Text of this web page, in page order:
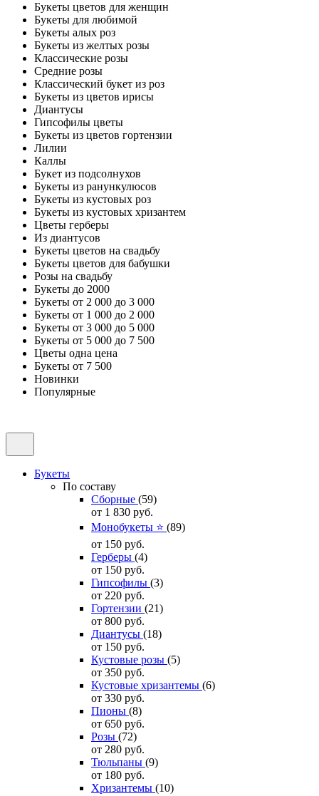
Букеты цветов для женщин
Букеты для любимой
Букеты алых роз
Букеты из желтых розы
Классические розы
Средние розы
Классический букет из роз
Букеты из цветов ирисы
Диантусы
Гипсофилы цветы
Букеты из цветов гортензии
Лилии
Каллы
Букет из подсолнухов
Букеты из ранункулюсов
Букеты из кустовых роз
Букеты из кустовых хризантем
Цветы герберы
Из диантусов
Букеты цветов на свадьбу
Букеты цветов для бабушки
Розы на свадьбу
Букеты до 2000
Букеты от 2 000 до 3 000
Букеты от 1 000 до 2 000
Букеты от 3 000 до 5 000
Букеты от 5 000 до 7 500
Цветы одна цена
Букеты от 7 500
Новинки
Популярные
Букеты
По составу
Сборные (59)
от 1 830 руб.
Монобукеты ⭐ (89)
от 150 руб.
Герберы (4)
от 150 руб.
Гипсофилы (3)
от 220 руб.
Гортензии (21)
от 800 руб.
Диантусы (18)
от 150 руб.
Кустовые розы (5)
от 350 руб.
Кустовые хризантемы (6)
от 330 руб.
Пионы (8)
от 650 руб.
Розы (72)
от 280 руб.
Тюльпаны (9)
от 180 руб.
Хризантемы (10)